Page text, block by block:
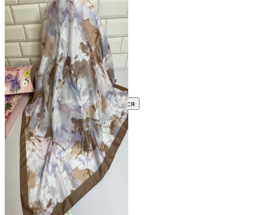
546 ₽
В розницу
Узнать оптовую цену сейчас
Войти Зарегистрироваться
Оптом
Цвет: